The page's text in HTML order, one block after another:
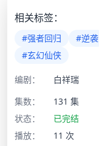
相关标签：
#强者回归 #逆袭
#玄幻仙侠
编剧：
白祥瑞
集数：
131 集
状态：
已完结
播放：
11 次